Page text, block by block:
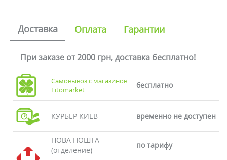
Доставка Оплата Гарантии
При заказе от 2000 грн, доставка бесплатно!
Самовывоз с магазинов
Fitomarket
бесплатно
КУРЬЕР КИЕВ временно не доступен
НОВА ПОШТА
(отделение)
по тарифу